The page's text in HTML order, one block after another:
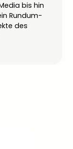
bis hin
Rundum-
des